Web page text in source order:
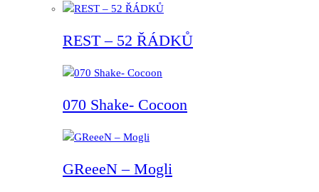
REST – 52 ŘÁDKŮ
070 Shake- Cocoon
GReeeN – Mogli